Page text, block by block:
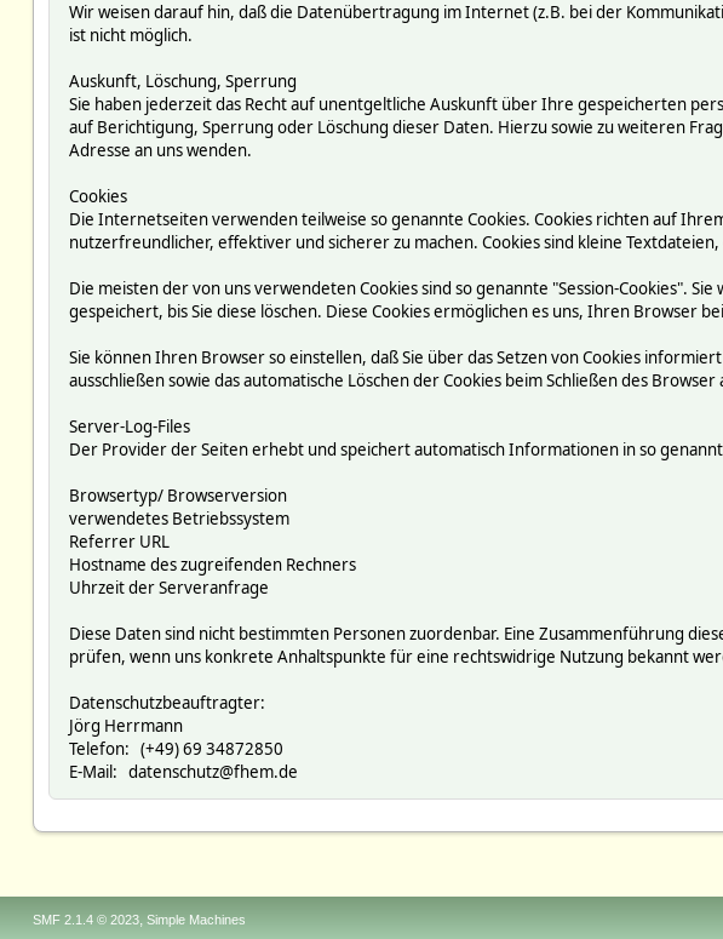
Wir weisen darauf hin, daß die Datenübertragung im Internet (z.B. bei der
ist nicht möglich.
Auskunft, Löschung, Sperrung
Sie haben jederzeit das Recht auf unentgeltliche Auskunft über Ihre gespeicherten
auf Berichtigung, Sperrung oder Löschung dieser Daten. Hierzu sowie zu weiteren
Adresse an uns wenden.
Cookies
Die Internetseiten verwenden teilweise so genannte Cookies. Cookies richten auf
nutzerfreundlicher, effektiver und sicherer zu machen. Cookies sind kleine
Die meisten der von uns verwendeten Cookies sind so genannte "Session-Cookies".
gespeichert, bis Sie diese löschen. Diese Cookies ermöglichen es uns, Ihren Browser
Sie können Ihren Browser so einstellen, daß Sie über das Setzen von Cookies
ausschließen sowie das automatische Löschen der Cookies beim Schließen des
Server-Log-Files
Der Provider der Seiten erhebt und speichert automatisch Informationen in so
Browsertyp/ Browserversion
verwendetes Betriebssystem
Referrer URL
Hostname des zugreifenden Rechners
Uhrzeit der Serveranfrage
Diese Daten sind nicht bestimmten Personen zuordenbar. Eine Zusammenführung
prüfen, wenn uns konkrete Anhaltspunkte für eine rechtswidrige Nutzung bekannt
Datenschutzbeauftragter:
Jörg Herrmann
Telefon: (+49) 69 34872850
E-Mail: datenschutz@fhem.de
SMF 2.1.4 © 2023, Simple Machines